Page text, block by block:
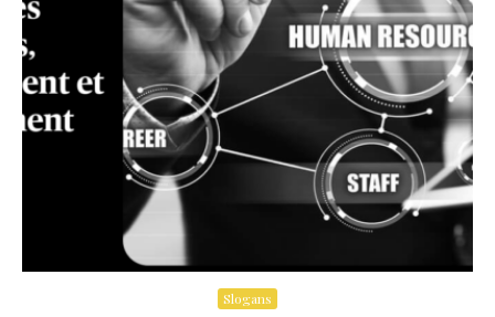
Slogans